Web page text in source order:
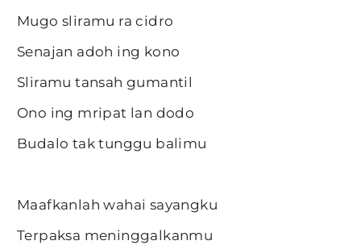
Mugo sliramu ra cidro
Senajan adoh ing kono
Sliramu tansah gumantil
Ono ing mripat lan dodo
Budalo tak tunggu balimu
Maafkanlah wahai sayangku
Terpaksa meninggalkanmu